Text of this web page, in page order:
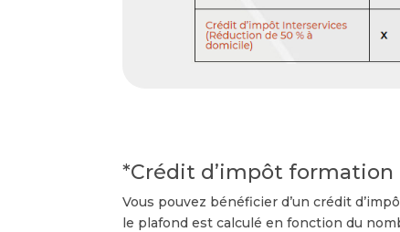
*Crédit d’impôt formation
Vous pouvez bénéficier d’un crédit
le plafond est calculé en fonction du